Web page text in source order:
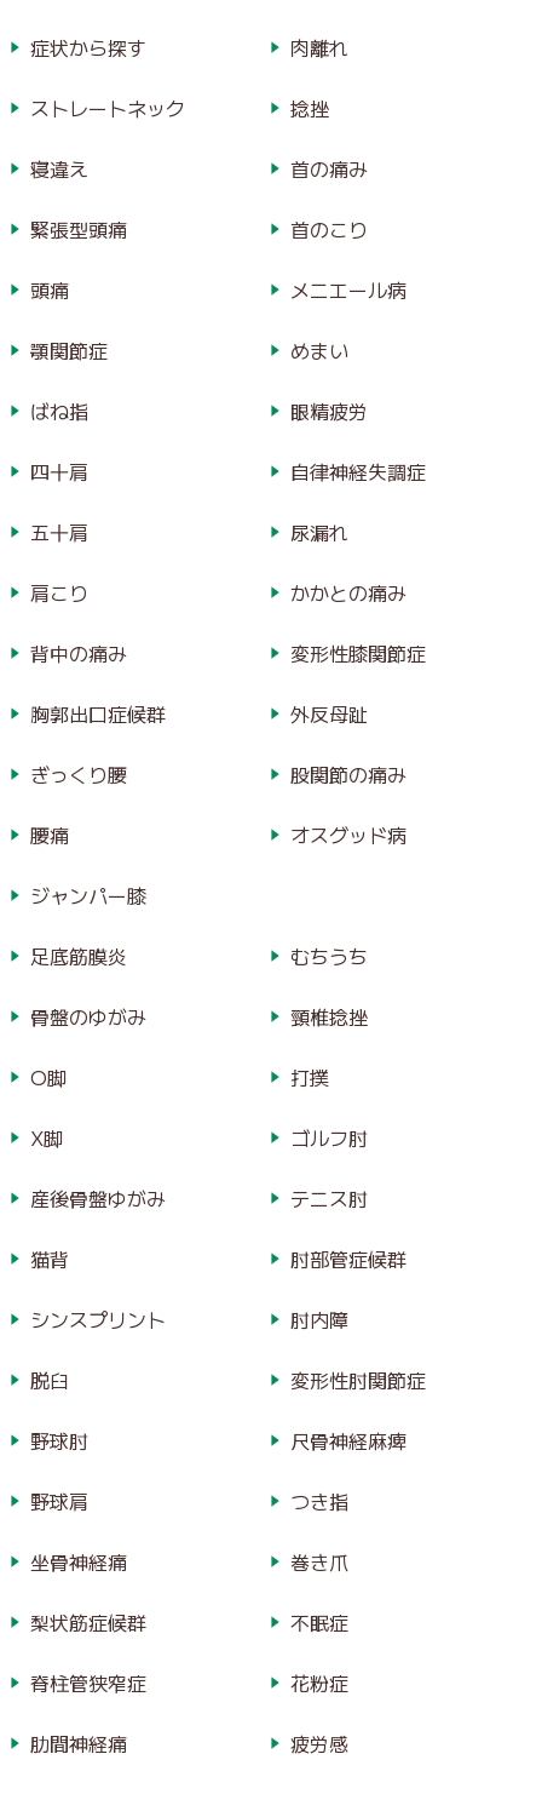
症状から探す
ストレートネック
寝違え
緊張型頭痛
頭痛
顎関節症
ばね指
四十肩
五十肩
肩こり
背中の痛み
胸郭出口症候群
ぎっくり腰
腰痛
ジャンパー膝
肉離れ
捻挫
首の痛み
首のこり
メニエール病
めまい
眼精疲労
自律神経失調症
尿漏れ
かかとの痛み
変形性膝関節症
外反母趾
股関節の痛み
オスグッド病
足底筋膜炎
骨盤のゆがみ
O脚
X脚
産後骨盤ゆがみ
猫背
シンスプリント
脱臼
野球肘
野球肩
坐骨神経痛
梨状筋症候群
脊柱管狭窄症
肋間神経痛
むちうち
頸椎捻挫
打撲
ゴルフ肘
テニス肘
肘部管症候群
肘内障
変形性肘関節症
尺骨神経麻痺
つき指
巻き爪
不眠症
花粉症
疲労感